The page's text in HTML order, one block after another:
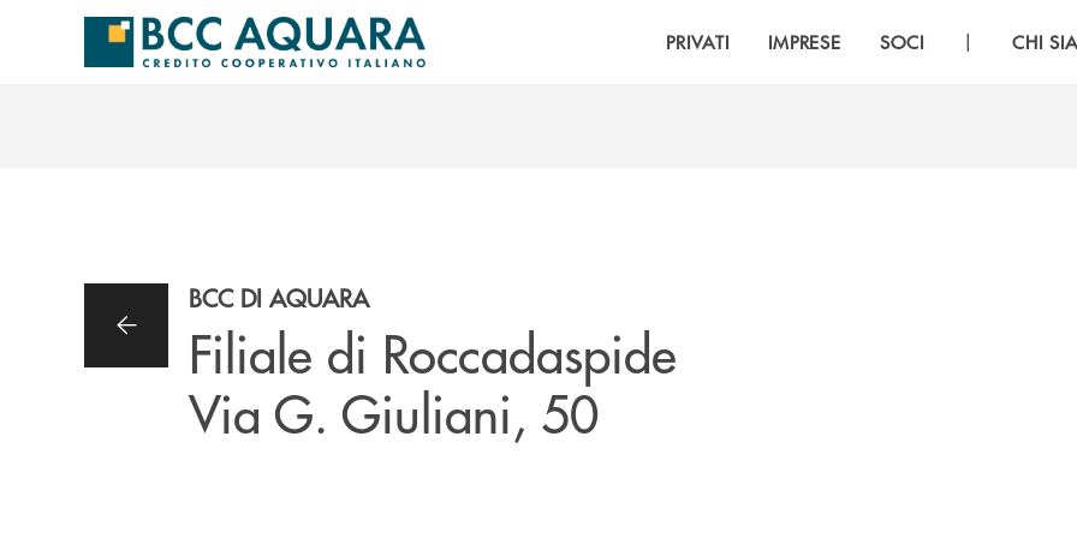
Salta al contenuto principale
PRIVATI IMPRESE SOCI | CHI
BCC DI AQUARA
Filiale di Roccadaspide
Via G. Giuliani, 50